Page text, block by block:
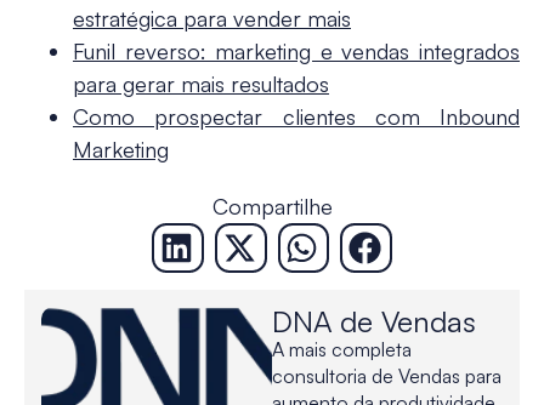
estratégica para vender mais
Funil reverso: marketing e vendas integrados
para gerar mais resultados
Como prospectar clientes com Inbound
Marketing
Compartilhe
DNA de Vendas
A mais completa
consultoria de Vendas para